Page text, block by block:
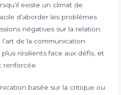
existe un climat de
d’aborder les problèmes
négatives sur la relation.
de la communication
résilients face aux défis, et
renforcée.
basée sur la critique ou